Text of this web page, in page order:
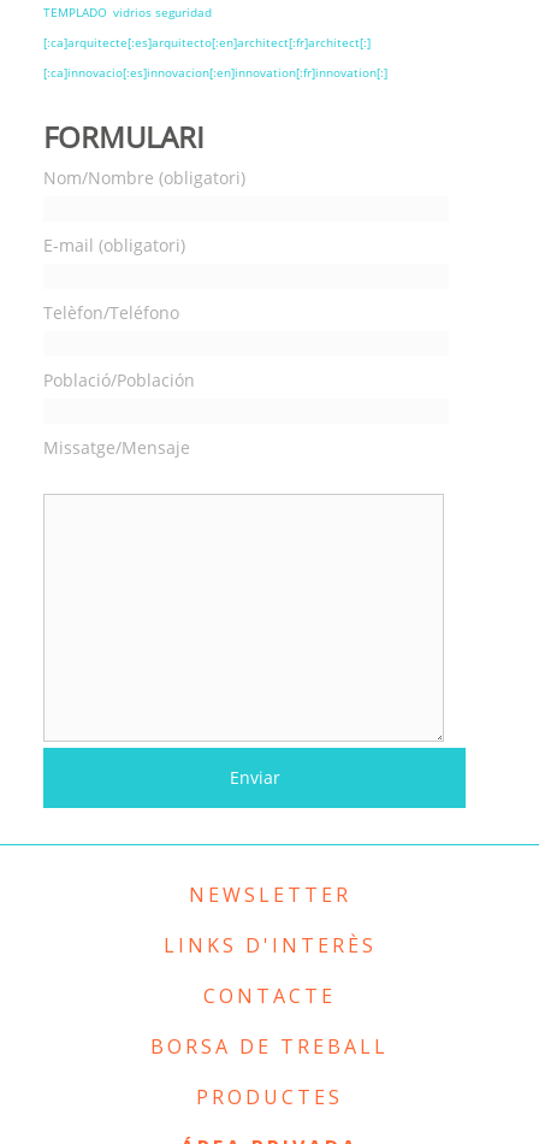
TEMPLADO vidrios seguridad
[:ca]arquitecte[:es]arquitecto[:en]architect[:fr]architect[:]
[:ca]innovacio[:es]innovacion[:en]innovation[:fr]innovation[:]
FORMULARI
Nom/Nombre (obligatori)
E-mail (obligatori)
Telèfon/Teléfono
Població/Población
Missatge/Mensaje
NEWSLETTER
LINKS D'INTERÈS
CONTACTE
BORSA DE TREBALL
PRODUCTES